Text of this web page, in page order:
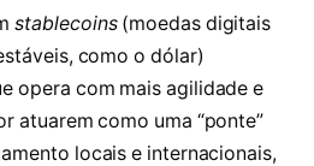
stablecoins(moedas digitais
como o dólar)
opera com mais agilidade e
atuarem como uma “ponte”
locais e internacionais,